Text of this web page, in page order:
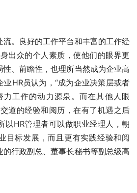
流。良好的工作平台和丰富的工作经
出众的个人素质，使他们的眼界更
、前瞻性，也理所当然成为企业高
业HR员认为，“成为企业决策层或者
力工作的动力源泉。而在其他人眼
道的经验和阅历，在有了机遇之后
以HR管理者可以做职业经理人，朝
目标发展，而且更有实践经验和阅
的行政副总、董事长秘书等副总级高